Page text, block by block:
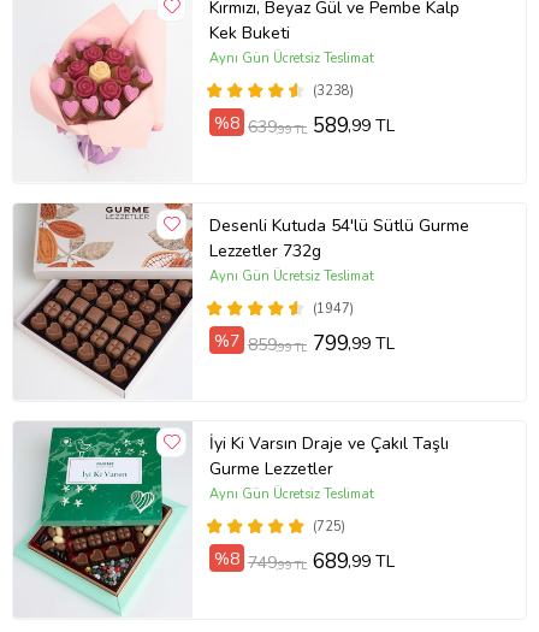
Kırmızı, Beyaz Gül ve Pembe Kalp
Kek Buketi
(3238)
Aynı Gün Ücretsiz Teslimat
%8 639,99 TL 589,99 TL
Desenli Kutuda 54'lü Sütlü Gurme
Lezzetler 732g
(1947)
Aynı Gün Ücretsiz Teslimat
%7 859,99 TL 799,99 TL
İyi Ki Varsın Draje ve Çakıl Taşlı
Gurme Lezzetler
(725)
Aynı Gün Ücretsiz Teslimat
%8 749,99 TL 689,99 TL